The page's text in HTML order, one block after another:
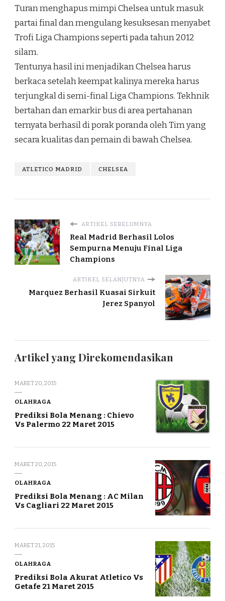
Turan menghapus mimpi Chelsea untuk masuk
partai final dan mengulang kesuksesan menyabet
Trofi Liga Champions seperti pada tahun 2012
silam.
Tentunya hasil ini menjadikan Chelsea harus
berkaca setelah keempat kalinya mereka harus
terjungkal di semi-final Liga Champions. Tekhnik
bertahan dan emarkir bus di area pertahanan
ternyata berhasil di porak poranda oleh Tim yang
secara kualitas dan pemain di bawah Chelsea.
ATLETICO MADRID CHELSEA
ARTIKEL SEBELUMNYA
Real Madrid Berhasil Lolos
Sempurna Menuju Final Liga
Champions
ARTIKEL SELANJUTNYA
Marquez Berhasil Kuasai Sirkuit
Jerez Spanyol
Artikel yang Direkomendasikan
MARET 20, 2015
OLAHRAGA
Prediksi Bola Menang : Chievo
Vs Palermo 22 Maret 2015
MARET 20, 2015
OLAHRAGA
Prediksi Bola Menang : AC Milan
Vs Cagliari 22 Maret 2015
MARET 21, 2015
OLAHRAGA
Prediksi Bola Akurat Atletico Vs
Getafe 21 Maret 2015